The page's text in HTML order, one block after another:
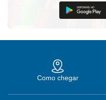
Como chegar